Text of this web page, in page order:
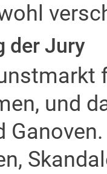
der Jury
und